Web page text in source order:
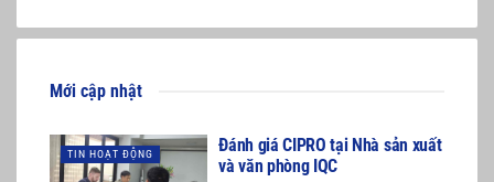
Mới cập nhật
TIN HOẠT ĐỘNG
Đánh giá CIPRO tại Nhà sản xuất
và văn phòng IQC